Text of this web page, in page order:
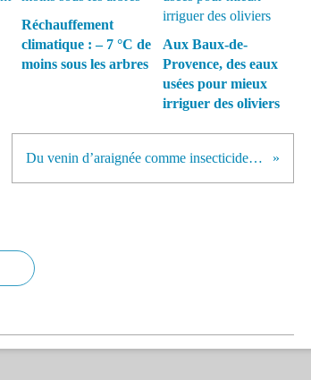
Réchauffement
climatique : – 7 °C de
moins sous les arbres
Aux Baux-de-
Provence, des eaux
usées pour mieux
irriguer des oliviers
Du venin d’araignée comme insecticide naturel